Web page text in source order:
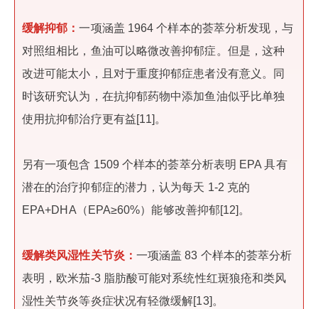
缓解抑郁：一项涵盖 1964 个样本的荟萃分析发现，与
对照组相比，鱼油可以略微改善抑郁症。但是，这种
改进可能太小，且对于重度抑郁症患者没有意义。同
时该研究认为，在抗抑郁药物中添加鱼油似乎比单独
使用抗抑郁治疗更有益[11]。
另有一项包含 1509 个样本的荟萃分析表明 EPA 具有
潜在的治疗抑郁症的潜力，认为每天 1-2 克的
EPA+DHA（EPA≥60%）能够改善抑郁[12]。
缓解类风湿性关节炎： 一项涵盖 83 个样本的荟萃分析
表明，欧米茄-3 脂肪酸可能对系统性红斑狼疮和类风
湿性关节炎等炎症状况有轻微缓解[13]。